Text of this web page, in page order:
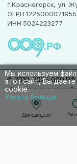
Домодедово
Мы используем
этот сайт, Вы даете
cookie.
Узнать больше
г.Красногорск, ул.
ОГРН 1225000071955
ИНН 5024223277
© 2010-2026
Информация на
информационный
публичной